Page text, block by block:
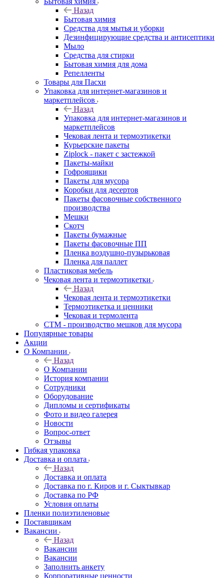
Назад
Бытовая химия
Средства для мытья и уборки
Дезинфицирующие средства и антисептики
Мыло
Средства для стирки
Бытовая химия для дома
Репелленты
Товары для Пасхи
Упаковка для интернет-магазинов и
маркетплейсов
Назад
Упаковка для интернет-магазинов и
маркетплейсов
Чековая лента и термоэтикетки
Курьерские пакеты
Ziplock - пакет с застежкой
Пакеты-майки
Гофроящики
Пакеты для мусора
Коробки для десертов
Пакеты фасовочные собственного
производства
Мешки
Скотч
Пакеты бумажные
Пакеты фасовочные ПП
Пленка воздушно-пузырьковая
Пленка для паллет
Пластиковая мебель
Чековая лента и термоэтикетки
Назад
Чековая лента и термоэтикетки
Термоэтикетка и ценники
Чековая и термолента
СТМ - производство мешков для мусора
Популярные товары
Акции
О Компании
Назад
О Компании
История компании
Сотрудники
Оборудование
Дипломы и сертификаты
Фото и видео галерея
Новости
Вопрос-ответ
Отзывы
Гибкая упаковка
Доставка и оплата
Назад
Доставка и оплата
Доставка по г. Киров и г. Сыктывкар
Доставка по РФ
Условия оплаты
Пленки полиэтиленовые
Поставщикам
Вакансии
Назад
Вакансии
Вакансии
Заполнить анкету
Корпоративные ценности